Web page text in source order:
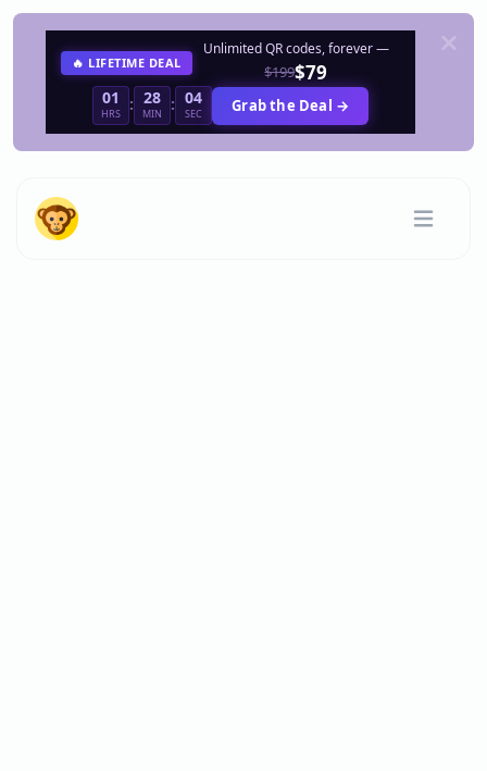
🔥 LIFETIME DEAL
Unlimited QR codes, forever —
$199$79
01
HRS : 28
MIN : 04
SEC Grab the Deal →